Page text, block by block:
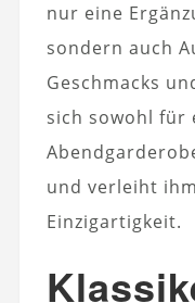
nur eine
sondern auch
Geschmacks
sich sowohl für
und verleiht
Einzigartigkeit.